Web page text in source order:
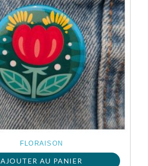
FLORAISON
AJOUTER AU PANIER